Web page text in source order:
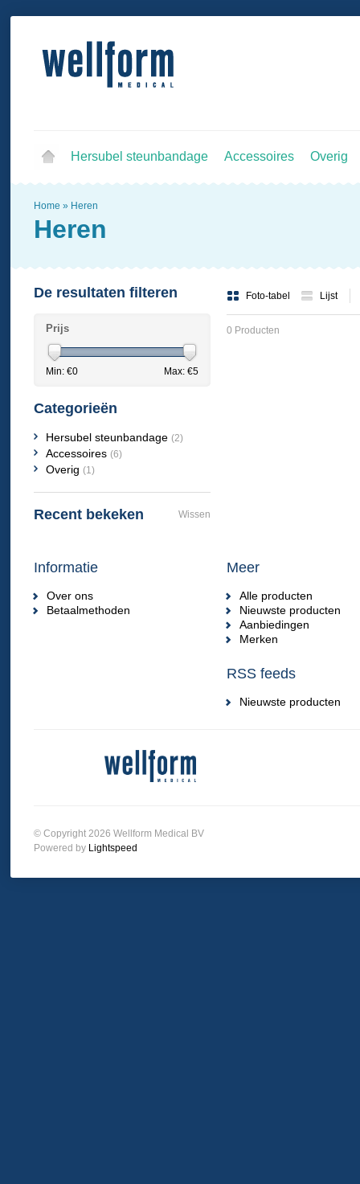
Hersubel steunbandage Accessoires Overig
Home » Heren
Heren
Foto-tabel Lijst
0 Producten
De resultaten filteren
Prijs
Min: €0 Max: €5
Categorieën
Hersubel steunbandage (2)
Accessoires (6)
Overig (1)
Recent bekeken Wissen
Informatie
Over ons
Betaalmethoden
Meer
Alle producten
Nieuwste producten
Aanbiedingen
Merken
RSS feeds
Nieuwste producten
© Copyright 2026 Wellform Medical BV
Powered by Lightspeed